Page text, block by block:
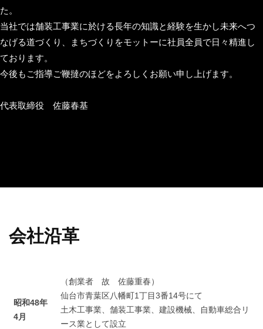
た。
当社では舗装工事業に於ける長年の知識と経験を生かし未来へつ
なげる道づくり、まちづくりをモットーに社員全員で日々精進し
ております。
今後もご指導ご鞭撻のほどをよろしくお願い申し上げます。
代表取締役 佐藤春基
会社沿革
昭和48年
4月
（創業者 故 佐藤重春）
仙台市青葉区八幡町1丁目3番14号にて
土木工事業、舗装工事業、建設機械、自動車総合リ
ース業として設立